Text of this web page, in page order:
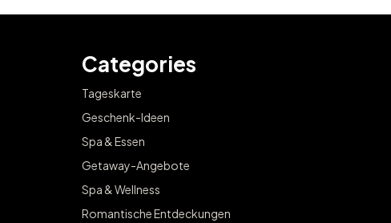
Categories
Tageskarte
Geschenk-Ideen
Spa & Essen
Getaway-Angebote
Spa & Wellness
Romantische Entdeckungen